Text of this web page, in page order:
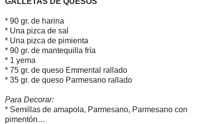
* 90 gr. de harina
* Una pizca de sal
* Una pizca de pimienta
* 90 gr. de mantequilla fría
* 1 yema
* 75 gr. de queso Emmental rallado
* 35 gr. de queso Parmesano rallado
Para Decorar:
* Semillas de amapola, Parmesano, Parmesano con
pimentón…